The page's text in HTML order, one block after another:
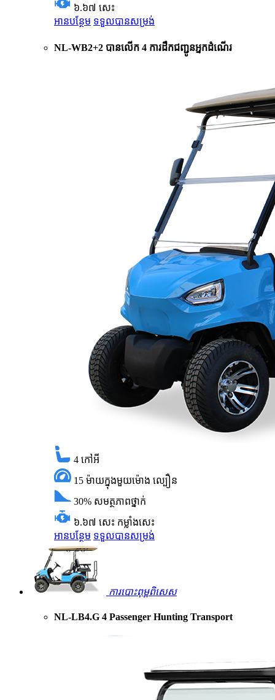
៦.៦៧ សេះ
អានបន្ថែម ទទួលបានសម្រង់
NL-WB2+2 បានលើក 4 ការដឹកជញ្ជូនអ្នកដំណើរ
4 កៅអី
15 ម៉ាយក្នុងមួយម៉ោង ល្បឿន
30% សមត្ថភាពថ្នាក់
៦.៦៧ សេះ កម្លាំងសេះ
អានបន្ថែម ទទួលបានសម្រង់
ការបោះពុម្ពពិសេស
NL-LB4.G 4 Passenger Hunting Transport